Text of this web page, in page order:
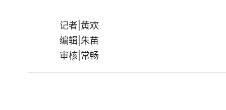
记者|黄欢
编辑|朱苗
审核|常畅